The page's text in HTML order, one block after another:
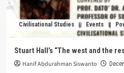
Civilisational Studies Events
Stuart Hall’s “The west and the
Hanif Abdurahman Siswanto